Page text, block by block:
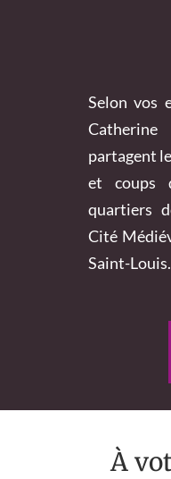
Selon vos
partagent
et coups
quartiers
Cité
Saint-Louis.
À